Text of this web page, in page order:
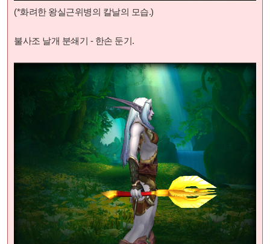
(*화려한 왕실근위병의 칼날의 모습.)
불사조 날개 분쇄기 - 한손 둔기.